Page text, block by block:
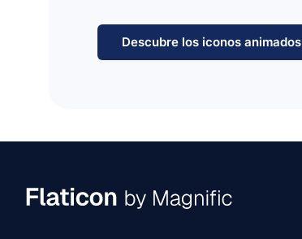
Descubre los iconos animados